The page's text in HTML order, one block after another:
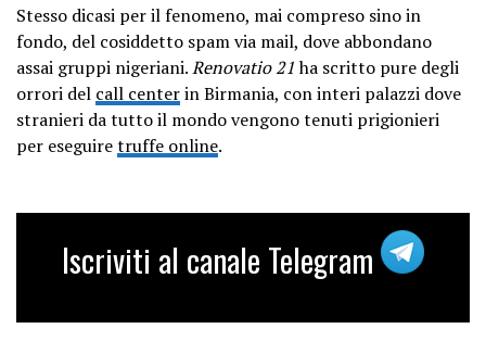
Stesso dicasi per il fenomeno, mai compreso sino in
fondo, del cosiddetto spam via mail, dove abbondano
assai gruppi nigeriani.Renovatio 21ha scritto pure degli
orrori del call centerin Birmania, con interi palazzi dove
stranieri da tutto il mondo vengono tenuti prigionieri
per eseguiretruffe online.
Iscriviti al canale Telegram